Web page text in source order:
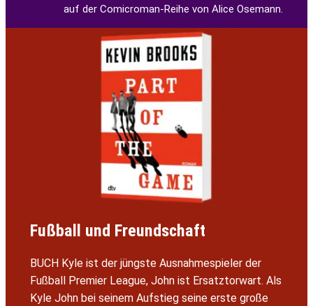
auf der Comicroman-Reihe von Alice Osemann.
Fußball und Freundschaft
BUCH Kyle ist der jüngste Ausnahmespieler der
Fußball Premier League, John ist Ersatztorwart. Als
Kyle John bei seinem Aufstieg seine erste große